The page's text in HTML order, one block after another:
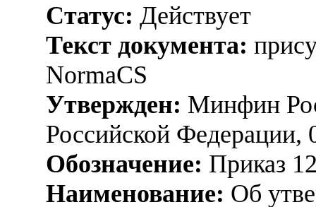
Статус: Действует
Текст документа:
NormaCS
Утвержден: Минфин
Российской Федерации,
Обозначение: Приказ
Наименование: Об